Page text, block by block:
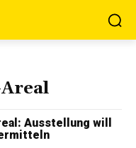
Ausstellung will